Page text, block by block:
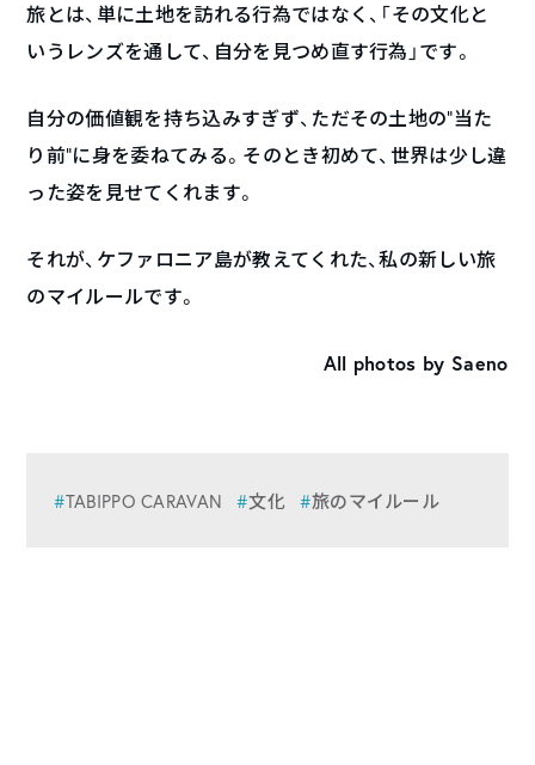
旅とは、単に土地を訪れる行為ではなく、「その文化と
いうレンズを通して、自分を見つめ直す行為」です。
自分の価値観を持ち込みすぎず、ただその土地の“当た
り前”に身を委ねてみる。そのとき初めて、世界は少し違
った姿を見せてくれます。
それが、ケファロニア島が教えてくれた、私の新しい旅
のマイルールです。
All photos by Saeno
TABIPPO CARAVAN 文化 旅のマイルール